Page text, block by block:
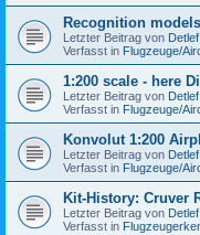
Recognition
Letzter Beitrag von Detlef
Verfasst in Flugzeuge/
1:200 scale - here
Letzter Beitrag von Detlef
Verfasst in Flugzeuge/
Konvolut 1:200
Letzter Beitrag von Detlef
Verfasst in Flugzeuge/
Kit-History: Cruver
Letzter Beitrag von Detlef
Verfasst in